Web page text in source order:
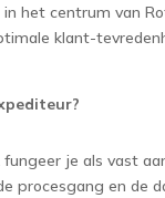
het centrum van
klant-
je als vast
procesgang en de